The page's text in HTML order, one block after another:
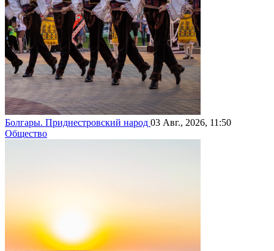
Болгары. Приднестровский народ 03 Авг., 2026, 11:50
Общество